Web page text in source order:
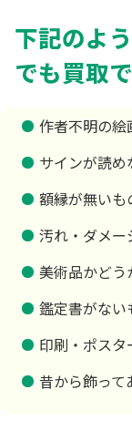
下記のよ
でも買取
作者不明の絵
サインが読め
額縁が無いも
汚れ・ダメー
美術品かどう
鑑定書がない
印刷・ポス
昔から飾って